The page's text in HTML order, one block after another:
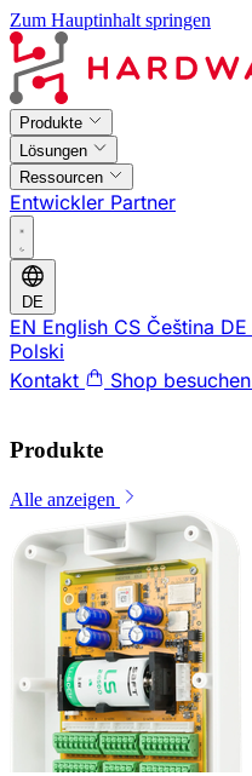
Zum Hauptinhalt springen
Produkte
Lösungen
Ressourcen
Entwickler Partner
DE
EN English CS Čeština DE
Polski
Kontakt
Shop besuchen
Produkte
Alle anzeigen